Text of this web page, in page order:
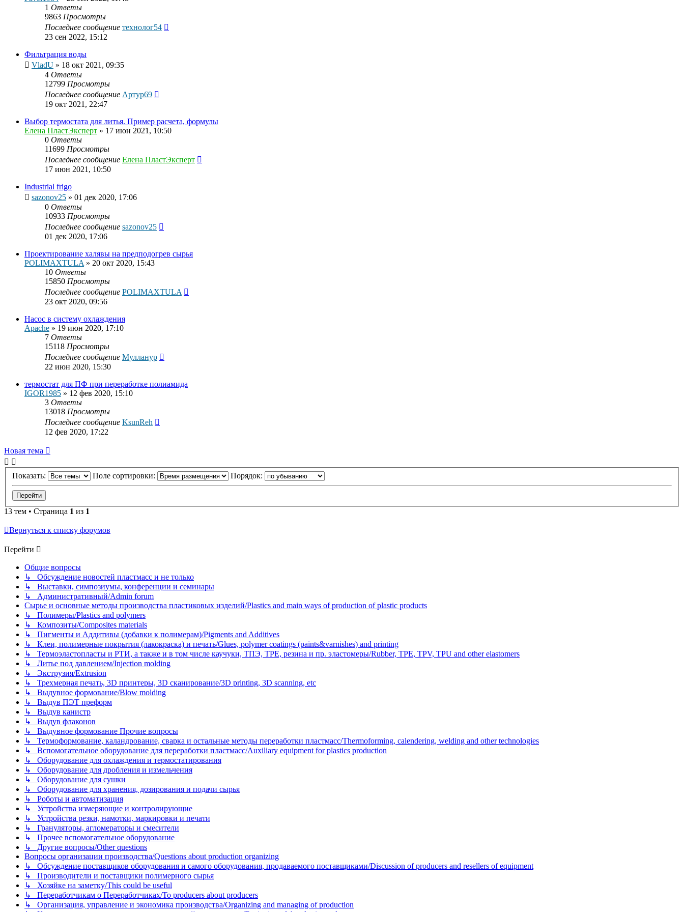
1 Ответы
9863 Просмотры
Последнее сообщение технолог54
23 сен 2022, 15:12
Фильтрация воды
VladU » 18 окт 2021, 09:35
4 Ответы
12799 Просмотры
Последнее сообщение Артур69
19 окт 2021, 22:47
Выбор термостата для литья. Пример расчета, формулы
Елена ПластЭксперт » 17 июн 2021, 10:50
0 Ответы
11699 Просмотры
Последнее сообщение Елена ПластЭксперт
17 июн 2021, 10:50
Industrial frigo
sazonov25 » 01 дек 2020, 17:06
0 Ответы
10933 Просмотры
Последнее сообщение sazonov25
01 дек 2020, 17:06
Проектирование халявы на предподогрев сырья
POLIMAXTULA» 20 окт 2020, 15:43
10 Ответы
15850 Просмотры
Последнее сообщение POLIMAXTULA
23 окт 2020, 09:56
Насос в систему охлаждения
Apache » 19 июн 2020, 17:10
7 Ответы
15118 Просмотры
Последнее сообщение Мулланур
22 июн 2020, 15:30
термостат для ПФ при переработке полиамида
IGOR1985 » 12 фев 2020, 15:10
3 Ответы
13018 Просмотры
Последнее сообщение KsunReh
12 фев 2020, 17:22
Новая тема
Показать: Поле сортировки: Порядок:
13 тем • Страница 1 из 1
Вернуться к списку форумов
Перейти
Общие вопросы
↳ Обсуждение новостей пластмасс и не только
↳ Выставки, симпозиумы, конференции и семинары
↳ Административный/Admin forum
Сырье и основные методы производства пластиковых изделий/Plastics and main ways of production of plastic products
↳ Полимеры/Plastics and polymers
↳ Композиты/Сomposites materials
↳ Пигменты и Аддитивы (добавки к полимерам)/Pigments and Additives
↳ Клеи, полимерные покрытия (лакокраска) и печать/Glues, polymer coatings (paints&varnishes) and printing
↳ Термоэластопласты и РТИ, а также и в том числе каучуки, ТПЭ, TPE, резина и пр. эластомеры/Rubber, TPE, TPV, TPU and other elastomers
↳ Литье под давлением/Injection molding
↳ Экструзия/Extrusion
↳ Трехмерная печать, 3D принтеры, 3D сканирование/3D printing, 3D scanning, etc
↳ Выдувное формование/Blow molding
↳ Выдув ПЭТ преформ
↳ Выдув канистр
↳ Выдув флаконов
↳ Выдувное формование Прочие вопросы
↳ Термоформование, каландрование, сварка и остальные методы переработки пластмасс/Thermoforming, calendering, welding and other technologies
↳ Вспомогательное оборудование для переработки пластмасс/Auxiliary equipment for plastics production
↳ Оборудование для охлаждения и термостатирования
↳ Оборудование для дробления и измельчения
↳ Оборудование для сушки
↳ Оборудование для хранения, дозирования и подачи сырья
↳ Роботы и автоматизация
↳ Устройства измеряющие и контролирующие
↳ Устройства резки, намотки, маркировки и печати
↳ Грануляторы, агломераторы и смесители
↳ Прочее вспомогательное оборудование
↳ Другие вопросы/Other questions
Вопросы организации производства/Questions about production organizing
↳ Обсуждение поставщиков оборудования и самого оборудования, продаваемого поставщиками/Discussion of producers and resellers of equipment
↳ Производители и поставщики полимерного сырья
↳ Хозяйке на заметку/This could be useful
↳ Переработчикам о Переработчиках/To producers about producers
↳ Организация, управление и экономика производства/Organizing and managing of production